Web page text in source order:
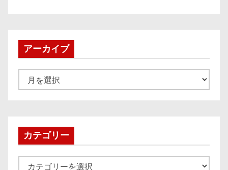
アーカイブ
ー
ブカテゴリー